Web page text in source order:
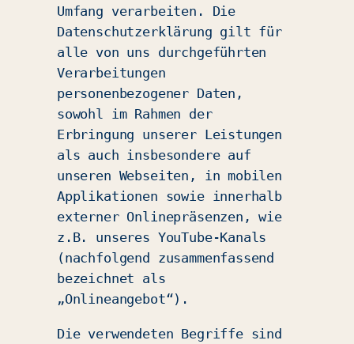
Umfang verarbeiten. Die
Datenschutzerklärung gilt für
alle von uns durchgeführten
Verarbeitungen
personenbezogener Daten,
sowohl im Rahmen der
Erbringung unserer Leistungen
als auch insbesondere auf
unseren Webseiten, in mobilen
Applikationen sowie innerhalb
externer Onlinepräsenzen, wie
z.B. unseres YouTube-Kanals
(nachfolgend zusammenfassend
bezeichnet als
„Onlineangebot“).
Die verwendeten Begriffe sind